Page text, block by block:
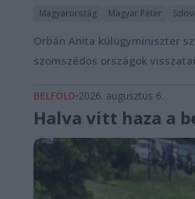
Magyarország Magyar Péter
Orbán Anita külügyminiszter
szomszédos országok
BELFÖLD 2026. augusztus 6.
Halva vitt haza a